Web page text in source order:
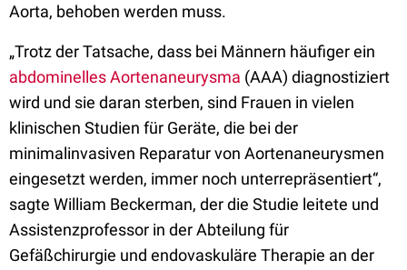
Aorta, behoben werden muss.
„Trotz der Tatsache, dass bei Männern häufiger ein
abdominelles Aortenaneurysma (AAA) diagnostiziert
wird und sie daran sterben, sind Frauen in vielen
klinischen Studien für Geräte, die bei der
minimalinvasiven Reparatur von Aortenaneurysmen
eingesetzt werden, immer noch unterrepräsentiert“,
sagte William Beckerman, der die Studie leitete und
Assistenzprofessor in der Abteilung für
Gefäßchirurgie und endovaskuläre Therapie an der